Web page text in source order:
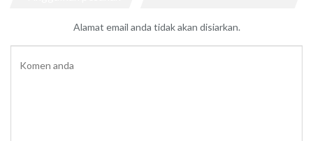
Alamat email anda tidak akan disiarkan.